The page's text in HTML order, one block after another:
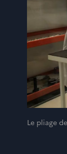
Le pliage